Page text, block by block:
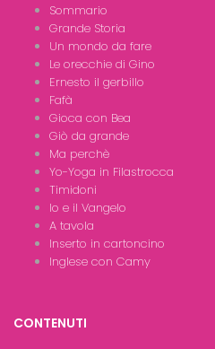
Sommario
Grande Storia
Un mondo da fare
Le orecchie di Gino
Ernesto il gerbillo
Fafà
Gioca con Bea
Giò da grande
Ma perchè
Yo-Yoga in Filastrocca
Timidoni
Io e il Vangelo
A tavola
Inserto in cartoncino
Inglese con Camy
CONTENUTI